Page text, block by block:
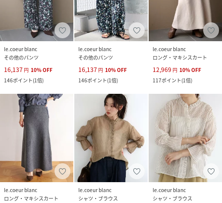
le.coeur blanc
その他のパンツ
16,137 円 10%OFF
146ポイント(1倍)
le.coeur blanc
その他のパンツ
16,137 円 10%OFF
146ポイント(1倍)
le.coeur blanc
ロング・マキシスカート
12,969 円 10%OFF
117ポイント(1倍)
le.coeur blanc
ロング・マキシスカート
le.coeur blanc
シャツ・ブラウス
le.coeur blanc
シャツ・ブラウス